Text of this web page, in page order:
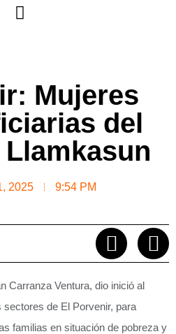
Mujeres
del
2025 9:54 PM
Carranza Ventura, dio inició al
de El Porvenir, para
familias en situación de pobreza y